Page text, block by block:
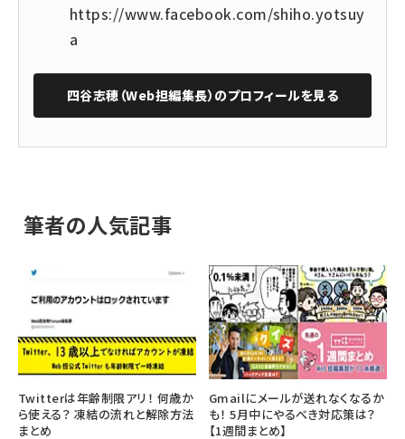
https://www.facebook.com/shiho.yotsuy
a
四谷志穂（Web担編集長） のプロフィールを見る
筆者の人気記事
Twitterは年齢制限アリ！ 何歳か
ら使える？ 凍結の流れと解除方法
まとめ
Gmailにメールが送れなくなるか
も！ 5月中にやるべき対応策は？
【1週間まとめ】